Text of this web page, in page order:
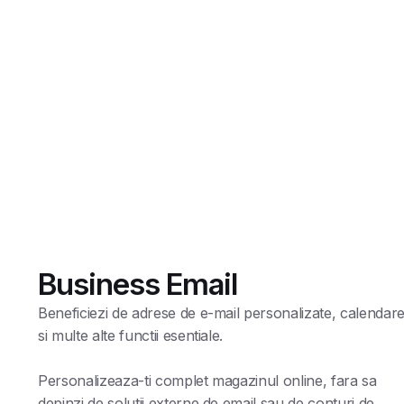
Business Email
Beneficiezi de adrese de e-mail personalizate, calendare
si multe alte functii esentiale.
Personalizeaza-ti complet magazinul online, fara sa